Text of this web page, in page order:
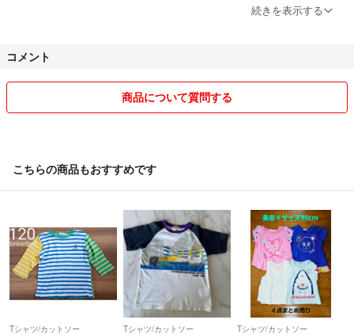
夜・週末も仕事をしております。
でご提供しておりますので 常識ある程度で… 大幅なお値下げには応じ
かねますので宜しくお願い致します。
※🚫「定形外郵便には保証・追跡がないため、万が一の紛失による未着
や破損の責任は負いません。その場合でも受け取り通知はしてもらいま
す。」
上記の件が 御納得できない方は ゆうパック・レターパックなど追跡可
能な発送を致しますので御連絡ください。
その場合は 送料をプラスさせて頂きます。
続きを表示する
コメント
商品について質問する
こちらの商品もおすすめです
Tシャツ/カットソー Tシャツ/カットソー Tシャツ/カットソー